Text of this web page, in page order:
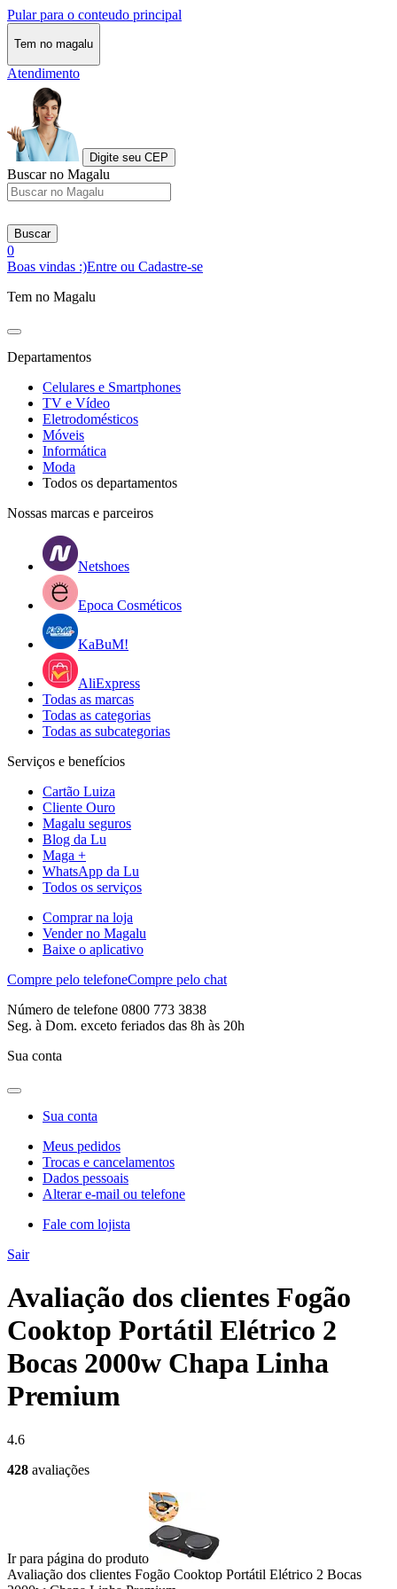
Pular para o conteudo principal
Tem no magalu
Atendimento
Digite seu CEP
Buscar no Magalu
Buscar
0
Boas vindas :)Entre ou Cadastre-se
Tem no Magalu
Departamentos
Celulares e Smartphones
TV e Vídeo
Eletrodomésticos
Móveis
Informática
Moda
Todos os departamentos
Nossas marcas e parceiros
Netshoes
Epoca Cosméticos
KaBuM!
AliExpress
Todas as marcas
Todas as categorias
Todas as subcategorias
Serviços e benefícios
Cartão Luiza
Cliente Ouro
Magalu seguros
Blog da Lu
Maga +
WhatsApp da Lu
Todos os serviços
Comprar na loja
Vender no Magalu
Baixe o aplicativo
Compre pelo telefoneCompre pelo chat
Número de telefone 0800 773 3838
Seg. à Dom. exceto feriados das 8h às 20h
Sua conta
Sua conta
Meus pedidos
Trocas e cancelamentos
Dados pessoais
Alterar e-mail ou telefone
Fale com lojista
Sair
Avaliação dos clientes Fogão
Cooktop Portátil Elétrico 2
Bocas 2000w Chapa Linha
Premium
4.6
428 avaliações
Ir para página do produto
Avaliação dos clientes Fogão Cooktop Portátil Elétrico 2 Bocas